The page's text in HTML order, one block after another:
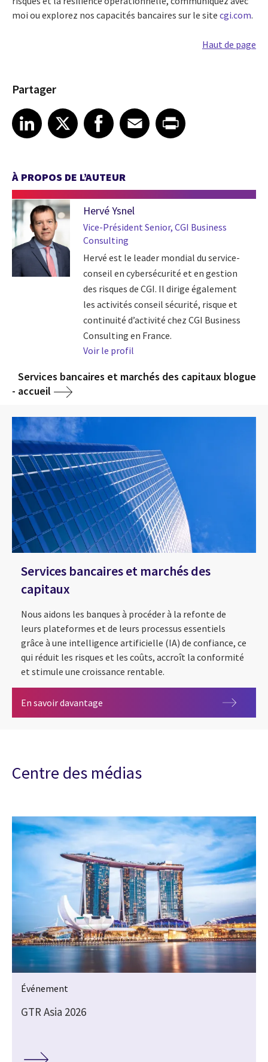
moi ou explorez nos capacités bancaires sur le site cgi.com.
Haut de page
Partager
Share article on LinkedIn
LinkedIn
Share article on XShare article on Facebook
Facebook
Share article on Email
EmailShare article on Print
À PROPOS DE L’AUTEUR
Hervé Ysnel
Vice-Président Senior, CGI Business
Consulting
Hervé est le leader mondial du service-
conseil en cybersécurité et en gestion
des risques de CGI. Il dirige également
les activités conseil sécurité, risque et
continuité d’activité chez CGI Business
Consulting en France.
Voir le profil
Services bancaires et marchés des capitaux blogue
- accueil
Services bancaires et marchés des
capitaux
Nous aidons les banques à procéder à la refonte de
leurs plateformes et de leurs processus essentiels
grâce à une intelligence artificielle (IA) de confiance, ce
qui réduit les risques et les coûts, accroît la conformité
et stimule une croissance rentable.
En savoir davantage Services bancaires et marchés des
Centre des médias
Événement
GTR Asia 2026